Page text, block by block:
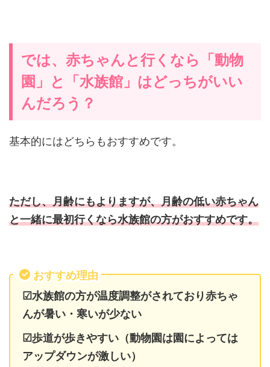
では、赤ちゃんと行くなら「動物
園」と「水族館」はどっちがいい
んだろう？
基本的にはどちらもおすすめです。
ただし、月齢にもよりますが、月齢の低い赤ちゃん
と一緒に最初行くなら水族館の方がおすすめです。
おすすめ理由
☑水族館の方が温度調整がされており赤ちゃ
んが暑い・寒いが少ない
☑歩道が歩きやすい（動物園は園によっては
アップダウンが激しい）